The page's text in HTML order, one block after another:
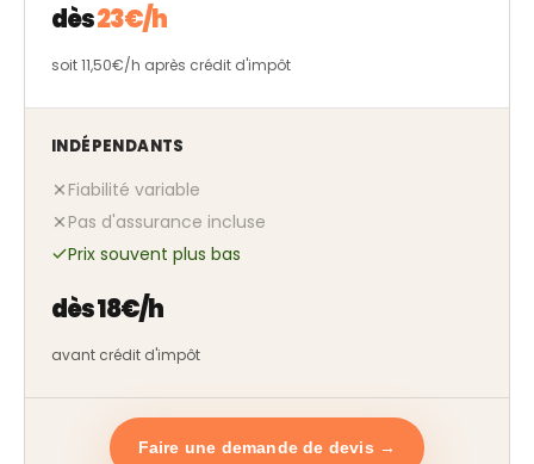
dès23€/h
soit 11,50€/h après crédit d'impôt
INDÉPENDANTS
Fiabilité variable
Pas d'assurance incluse
Prix souvent plus bas
dès 18€/h
avant crédit d'impôt
Faire une demande de devis →